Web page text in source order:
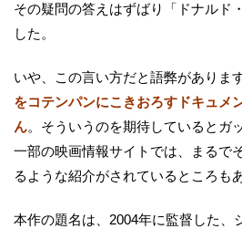
その疑問の答えはずばり「ドナルド
した。
いや、この言い方だと語弊がありま
をコテンパンにこきおろすドキュメ
ん。そういうのを期待しているとガ
一部の映画情報サイトでは、まるで
るような紹介がされているところも
本作の題名は、2004年に監督した、